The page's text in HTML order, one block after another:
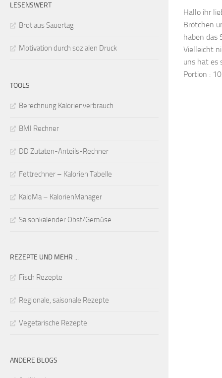
Hallo ihr
Brötchen
haben das
Vielleicht
uns hat es
Portion :
LESENSWERT
Brot aus Sauertag
Motivation durch sozialen Druck
TOOLS
Berechnung Kalorienverbrauch
BMI Rechner
DD Zutaten-Anteils-Rechner
Fettrechner – Kalorien Tabelle
KaloMa – KalorienManager
Saisonkalender Obst/Gemüse
REZEPTE UND MEHR ...
Fisch Rezepte
Regionale, saisonale Rezepte
Vegetarische Rezepte
ANDERE BLOGS